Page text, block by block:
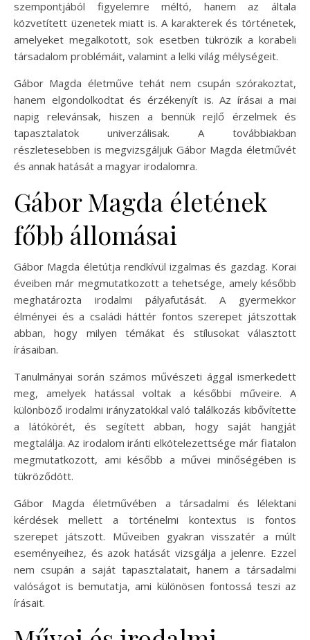
szempontjából figyelemre méltó, hanem az általa
közvetített üzenetek miatt is. A karakterek és történetek,
amelyeket megalkotott, sok esetben tükrözik a korabeli
társadalom problémáit, valamint a lelki világ mélységeit.
Gábor Magda életműve tehát nem csupán szórakoztat,
hanem elgondolkodtat és érzékenyít is. Az írásai a mai
napig relevánsak, hiszen a bennük rejlő érzelmek és
tapasztalatok univerzálisak. A továbbiakban
részletesebben is megvizsgáljuk Gábor Magda életművét
és annak hatását a magyar irodalomra.
Gábor Magda életének
főbb állomásai
Gábor Magda életútja rendkívül izgalmas és gazdag. Korai
éveiben már megmutatkozott a tehetsége, amely később
meghatározta irodalmi pályafutását. A gyermekkor
élményei és a családi háttér fontos szerepet játszottak
abban, hogy milyen témákat és stílusokat választott
írásaiban.
Tanulmányai során számos művészeti ággal ismerkedett
meg, amelyek hatással voltak a későbbi műveire. A
különböző irodalmi irányzatokkal való találkozás kibővítette
a látókörét, és segített abban, hogy saját hangját
megtalálja. Az irodalom iránti elkötelezettsége már fiatalon
megmutatkozott, ami később a művei minőségében is
tükröződött.
Gábor Magda életművében a társadalmi és lélektani
kérdések mellett a történelmi kontextus is fontos
szerepet játszott. Műveiben gyakran visszatér a múlt
eseményeihez, és azok hatását vizsgálja a jelenre. Ezzel
nem csupán a saját tapasztalatait, hanem a társadalmi
valóságot is bemutatja, ami különösen fontossá teszi az
írásait.